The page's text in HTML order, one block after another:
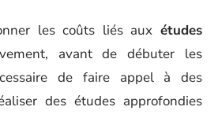
les coûts liés aux études
avant de débuter les
de faire appel à des
des études approfondies